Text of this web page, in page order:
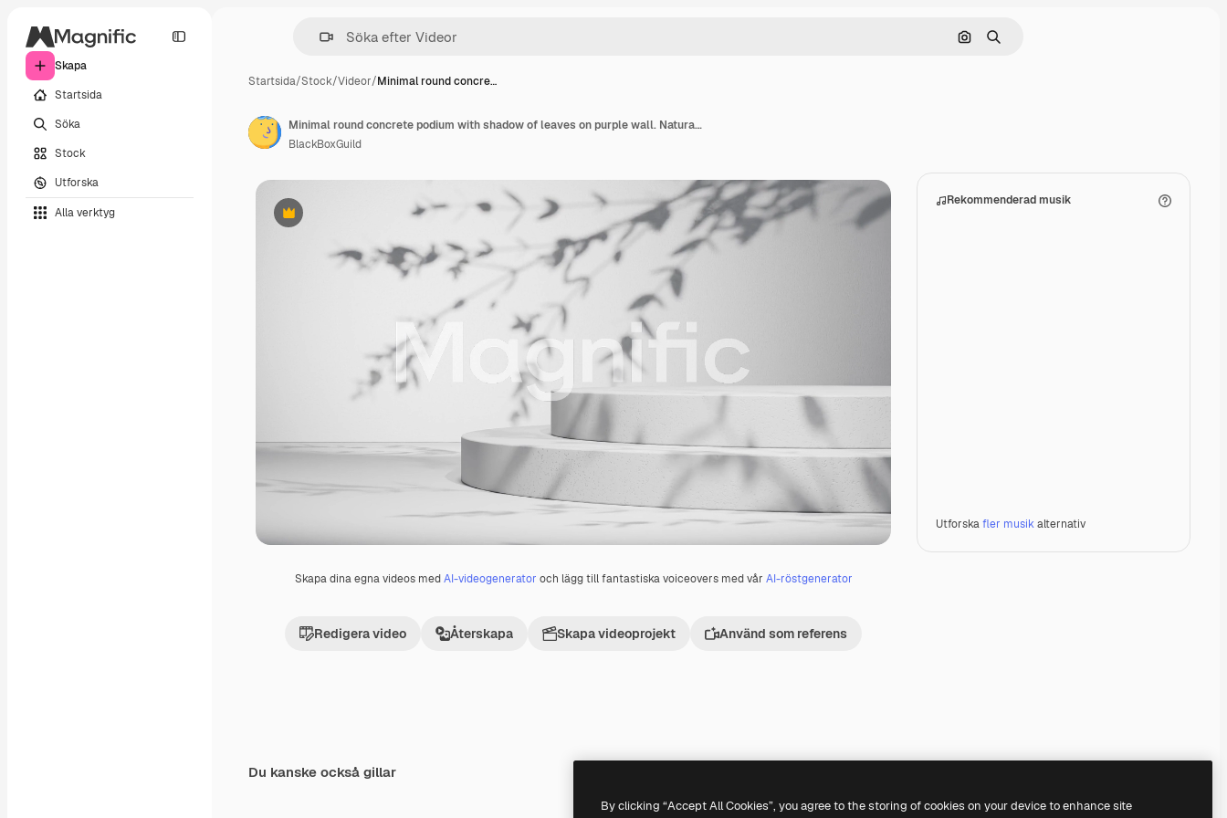
Skapa
Startsida
Söka
Stock
Utforska
Alla verktyg
Sök efter bild
Söka
Startsida/Stock/Videor/Minimal round concre…
Premie
Skapa dina egna videos medAI-videogenerator och lägg till fantastiska voiceovers med vår AI-röstgenerator
Redigera video Återskapa Skapa videoprojekt Använd som referens
Rekommenderad musik
Utforskafler musikalternativ
Minimal round concrete podium with shadow of leaves on purple wall. Natural sunlight overlay in studio setting. Botanical and product display mockup. Design for banner, poster
BlackBoxGuild
Du kanske också gillar
By clicking “Accept All Cookies”, you agree to the storing of cookies on your device to enhance site